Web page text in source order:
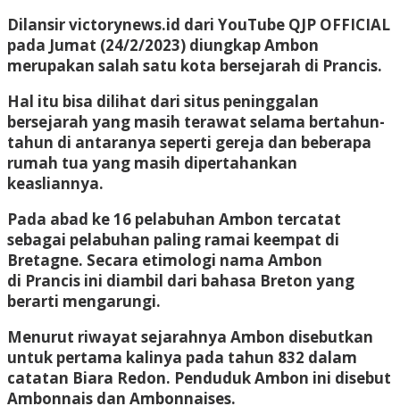
Dilansir victorynews.id dari YouTube QJP OFFICIAL
pada Jumat (24/2/2023) diungkap Ambon
merupakan salah satu kota bersejarah di Prancis.
Hal itu bisa dilihat dari situs peninggalan
bersejarah yang masih terawat selama bertahun-
tahun di antaranya seperti gereja dan beberapa
rumah tua yang masih dipertahankan
keasliannya.
Pada abad ke 16 pelabuhan Ambon tercatat
sebagai pelabuhan paling ramai keempat di
Bretagne. Secara etimologi nama Ambon
di Prancis ini diambil dari bahasa Breton yang
berarti mengarungi.
Menurut riwayat sejarahnya Ambon disebutkan
untuk pertama kalinya pada tahun 832 dalam
catatan Biara Redon. Penduduk Ambon ini disebut
Ambonnais dan Ambonnaises.